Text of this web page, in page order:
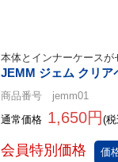
本体とインナーケース
JEMM ジェム クリア
商品番号 jemm01
通常価格 1,650円 (
価